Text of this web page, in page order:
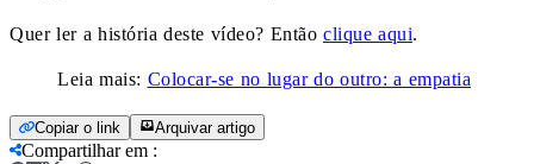
Quer ler a história deste vídeo? Então clique aqui.
Leia mais: Colocar-se no lugar do outro: a empatia
Copiar o link Arquivar artigo
Compartilhar em :